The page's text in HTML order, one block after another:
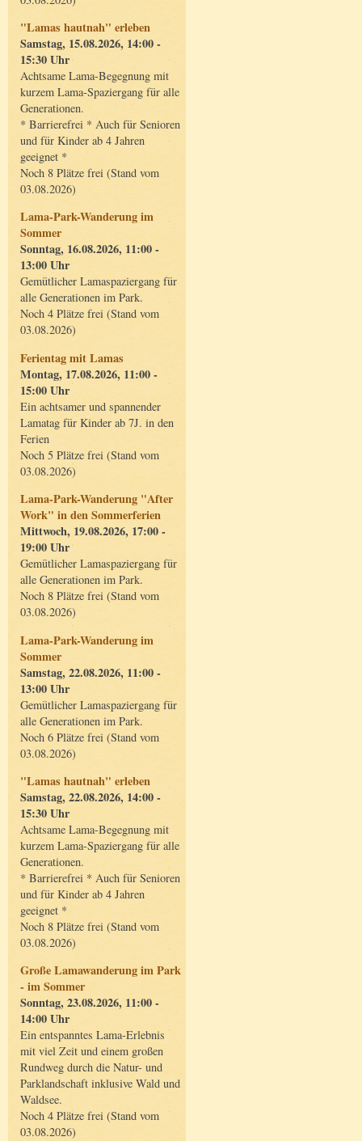
"Lamas hautnah" erleben
Samstag, 15.08.2026, 14:00 -
15:30 Uhr
Achtsame Lama-Begegnung mit
kurzem Lama-Spaziergang für alle
Generationen.
* Barrierefrei * Auch für Senioren
und für Kinder ab 4 Jahren
geeignet *
Noch 8 Plätze frei (Stand vom
03.08.2026)
Lama-Park-Wanderung im
Sommer
Sonntag, 16.08.2026, 11:00 -
13:00 Uhr
Gemütlicher Lamaspaziergang für
alle Generationen im Park.
Noch 4 Plätze frei (Stand vom
03.08.2026)
Ferientag mit Lamas
Montag, 17.08.2026, 11:00 -
15:00 Uhr
Ein achtsamer und spannender
Lamatag für Kinder ab 7J. in den
Ferien
Noch 5 Plätze frei (Stand vom
03.08.2026)
Lama-Park-Wanderung "After
Work" in den Sommerferien
Mittwoch, 19.08.2026, 17:00 -
19:00 Uhr
Gemütlicher Lamaspaziergang für
alle Generationen im Park.
Noch 8 Plätze frei (Stand vom
03.08.2026)
Lama-Park-Wanderung im
Sommer
Samstag, 22.08.2026, 11:00 -
13:00 Uhr
Gemütlicher Lamaspaziergang für
alle Generationen im Park.
Noch 6 Plätze frei (Stand vom
03.08.2026)
"Lamas hautnah" erleben
Samstag, 22.08.2026, 14:00 -
15:30 Uhr
Achtsame Lama-Begegnung mit
kurzem Lama-Spaziergang für alle
Generationen.
* Barrierefrei * Auch für Senioren
und für Kinder ab 4 Jahren
geeignet *
Noch 8 Plätze frei (Stand vom
03.08.2026)
Große Lamawanderung im Park
- im Sommer
Sonntag, 23.08.2026, 11:00 -
14:00 Uhr
Ein entspanntes Lama-Erlebnis
mit viel Zeit und einem großen
Rundweg durch die Natur- und
Parklandschaft inklusive Wald und
Waldsee.
Noch 4 Plätze frei (Stand vom
03.08.2026)